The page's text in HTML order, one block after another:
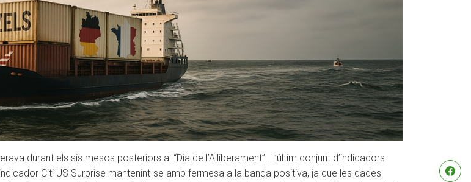
durant els sis mesos posteriors al “Dia de l’Alliberament”. L’últim conjunt d’indicadors
Citi US Surprise mantenint-se amb fermesa a la banda positiva, ja que les dades